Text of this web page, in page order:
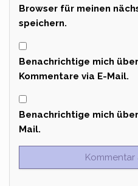
Browser für meinen
speichern.
Benachrichtige mich
Kommentare via E-Mail.
Benachrichtige mich
Mail.